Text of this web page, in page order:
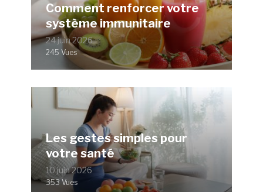
Comment renforcer votre
système immunitaire
24 juin 2026
245 Vues
Les gestes simples pour
votre santé
10 juin 2026
353 Vues